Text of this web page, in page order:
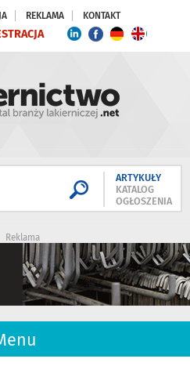
REKLAMA KONTAKT
ARTYKUŁY
KATALOG
OGŁOSZENIA
Reklama